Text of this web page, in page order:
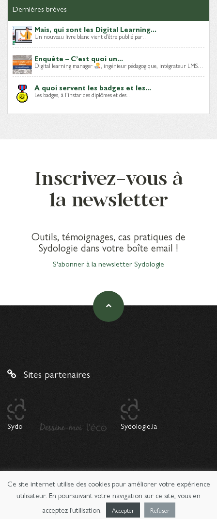
Dernières brèves
Mais, qui sont les Digital Learning...
Un nouveau livre blanc vient d’être publié par…
Enquête – C’est quoi un...
Digital learning manager , ingénieur pédagogique, intégrateur LMS…
A quoi servent les badges et les...
Les badges, à l’instar des diplômes et des…
Inscrivez-vous à
la newsletter
Outils, témoignages, cas pratiques de
Sydologie dans votre boîte email !
S'abonner à la newsletter Sydologie
Sites partenaires
Sydo Sydologie.ia
© 2026 Copyright Sydologie. Le magazine de l'innovation
pédagogique -Mentions légales
Ce site internet utilise des cookies pour améliorer votre expérience
utilisateur. En poursuivant votre navigation sur ce site, vous en
acceptez l’utilisation.
Accepter Refuser